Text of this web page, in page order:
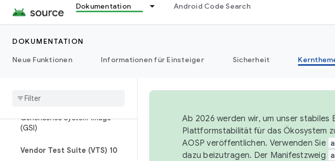
Dokumentation Android Code Search
DOKUMENTATION
Neue Funktionen
Informationen für Einsteiger Sicherheit
Tests mit Atest ausführen
OmniLab Android Test Station
Vendor Test Suite (VTS)
Übersicht
Testeinrichtung
Generisches System-Image
(GSI)
Vendor Test Suite (VTS) 10
Ab 2026 werden wir, um unser
Plattformstabilität für das Ökosystem
AOSP veröffentlichen. Verwenden Sie
dazu beizutragen. Der Manifestzweig